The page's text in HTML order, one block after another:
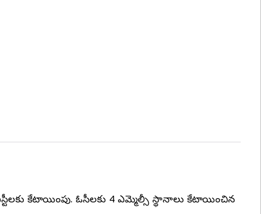
కేటాయింపు. ఓసీలకు 4 ఎమ్మెల్సీ స్థానాలు కేటాయించిన